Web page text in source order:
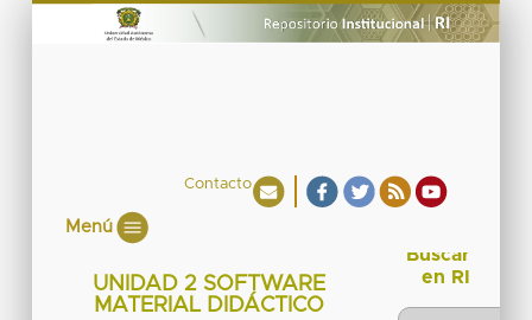
Contacto
Menú
UNIDAD 2 SOFTWARE
MATERIAL DIDÁCTICO
Buscar
en RI